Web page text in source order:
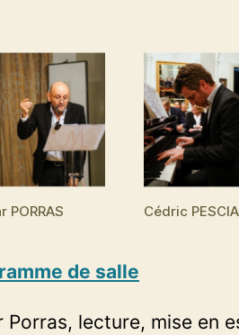
PORRAS Cédric PESCIA
de salle
Porras, lecture, mise en